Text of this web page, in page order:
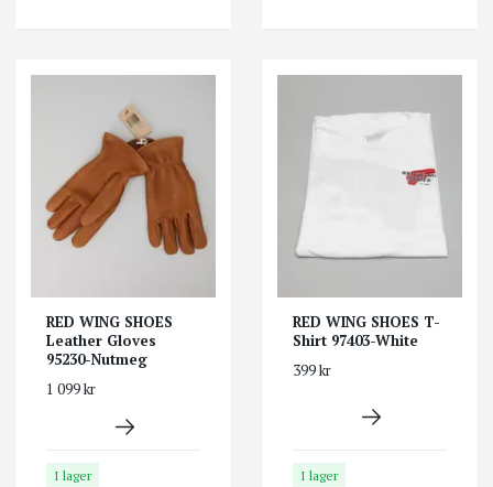
RED WING SHOES
Leather Gloves
95230-Nutmeg
1 099 kr
I lager
RED WING SHOES T-
Shirt 97403-White
399 kr
I lager